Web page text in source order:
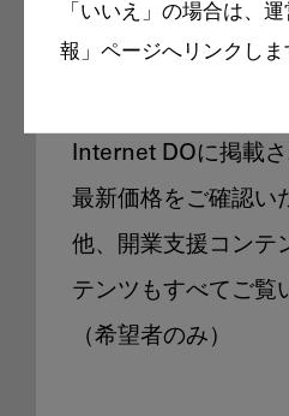
「いいえ」の場合は、
報」ページへリンクしま
製品価格も
Internet DOに掲載
最新価格をご確認い
他、開業支援コンテ
テンツもすべてご覧
（希望者のみ）